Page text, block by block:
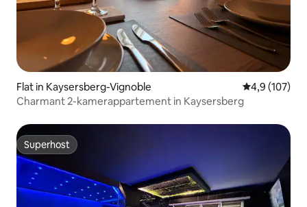
Flat in Kaysersberg-Vignoble Gemiddelde
4,9 (107)
Charmant 2-kamerappartement in Kaysersberg
Superhost
Superhost